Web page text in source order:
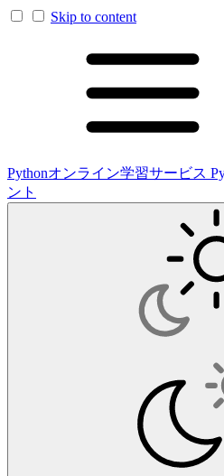
Skip to content
Pythonオンライン学習サービス
ント